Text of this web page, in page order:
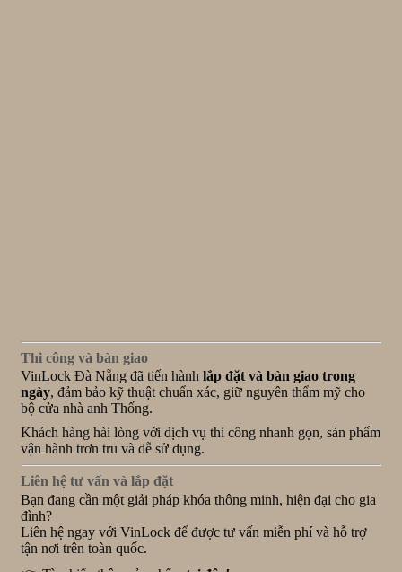
Thi công và bàn giao
VinLock Đà Nẵng đã tiến hành lắp đặt và bàn giao trong
ngày, đảm bảo kỹ thuật chuẩn xác, giữ nguyên thẩm mỹ cho
bộ cửa nhà anh Thống.
Khách hàng hài lòng với dịch vụ thi công nhanh gọn, sản phẩm
vận hành trơn tru và dễ sử dụng.
Liên hệ tư vấn và lắp đặt
Bạn đang cần một giải pháp khóa thông minh, hiện đại cho gia
đình?
Liên hệ ngay với VinLock để được tư vấn miễn phí và hỗ trợ
tận nơi trên toàn quốc.